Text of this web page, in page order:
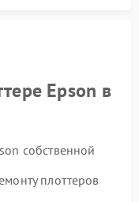
Epson в
собственной
плоттеров